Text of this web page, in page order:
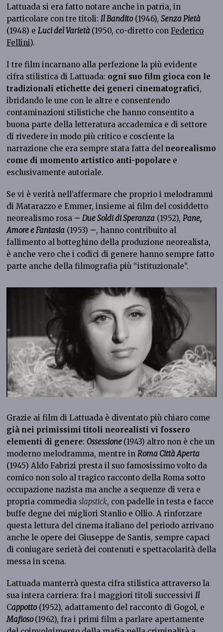
Lattuada si era fatto notare anche in patria, in
particolare con tre titoli:Il Bandito(1946),Senza Pietà
(1948) eLuci del Varietà (1950, co-diretto conFederico
Fellini).
I tre film incarnano alla perfezione la più evidente
cifra stilistica di Lattuada: ogni suo film gioca con le
tradizionali etichette dei generi cinematografici,
ibridando le une con le altre e consentendo
contaminazioni stilistiche che hanno consentito a
buona parte della letteratura accademica e di settore
di rivedere in modo più critico e cosciente la
narrazione che era sempre stata fatta del neorealismo
come di momento artistico anti-popolare e
esclusivamente autoriale.
Se vi è verità nell’affermare che proprio i melodrammi
di Matarazzo e Emmer, insieme ai film del cosiddetto
neorealismo rosa – Due Soldi di Speranza (1952),Pane,
Amore e Fantasia (1953) –, hanno contribuito al
fallimento al botteghino della produzione neorealista,
è anche vero che i codici di genere hanno sempre fatto
parte anche della filmografia più “istituzionale”.
Grazie ai film di Lattuada è diventato più chiaro come
già nei primissimi titoli neorealisti vi fossero
elementi di genere: Ossessione (1943) altro non è che un
moderno melodramma, mentre inRoma Città Aperta
(1945) Aldo Fabrizi presta il suo famosissimo volto da
comico non solo al tragico racconto della Roma sotto
occupazione nazista ma anche a sequenze di vera e
propria commediaslapstick, con padelle in testa e facce
buffe degne dei migliori Stanlio e Ollio. A rinforzare
questa lettura del cinema italiano del periodo arrivano
anche le opere dei Giuseppe de Santis, sempre capaci
di coniugare serietà dei contenuti e spettacolarità della
messa in scena.
Lattuada manterrà questa cifra stilistica attraverso la
sua intera carriera: fra i maggiori titoli successiviIl
Cappotto(1952), adattamento del racconto di Gogol, e
Mafioso(1962), fra i primi film a parlare apertamente